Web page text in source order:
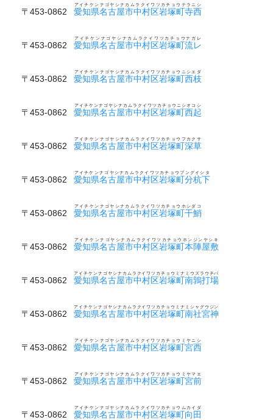
〒453-0862 愛知県名古屋市中村区岩塚町寺西
アイチケンナゴヤシナカムラクイワツカチョウテラニシ
〒453-0862 愛知県名古屋市中村区岩塚町流レ
アイチケンナゴヤシナカムラクイワツカチョウナガレ
〒453-0862 愛知県名古屋市中村区岩塚町西枝
アイチケンナゴヤシナカムラクイワツカチョウニシエダ
〒453-0862 愛知県名古屋市中村区岩塚町西起
アイチケンナゴヤシナカムラクイワツカチョウニシオコシ
〒453-0862 愛知県名古屋市中村区岩塚町深草
アイチケンナゴヤシナカムラクイワツカチョウフカクサ
〒453-0862 愛知県名古屋市中村区岩塚町分杭下
アイチケンナゴヤシナカムラクイワツカチョウブングイシタ
〒453-0862 愛知県名古屋市中村区岩塚町干鮹
アイチケンナゴヤシナカムラクイワツカチョウホシダコ
〒453-0862 愛知県名古屋市中村区岩塚町本陣屋敷
アイチケンナゴヤシナカムラクイワツカチョウホンジンヤシキ
〒453-0862 愛知県名古屋市中村区岩塚町南鶉打場
アイチケンナゴヤシナカムラクイワツカチョウミナミウズラウチバ
〒453-0862 愛知県名古屋市中村区岩塚町南社宮神
アイチケンナゴヤシナカムラクイワツカチョウミナミシャグウジン
〒453-0862 愛知県名古屋市中村区岩塚町宮西
アイチケンナゴヤシナカムラクイワツカチョウミヤニシ
〒453-0862 愛知県名古屋市中村区岩塚町宮前
アイチケンナゴヤシナカムラクイワツカチョウミヤマエ
〒453-0862 愛知県名古屋市中村区岩塚町向田
アイチケンナゴヤシナカムラクイワツカチョウムカイダ